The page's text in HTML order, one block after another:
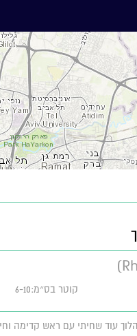
קוטר בס״מ:6-10
עוד שחיתי עם ראש